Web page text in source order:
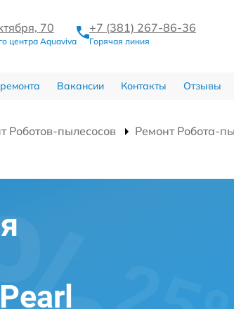
70
центра Aquaviva
+7 (381) 267-86-36
Горячая линия
Вакансии Контакты Отзывы
Роботов-пылесосов
Ремонт Робота-